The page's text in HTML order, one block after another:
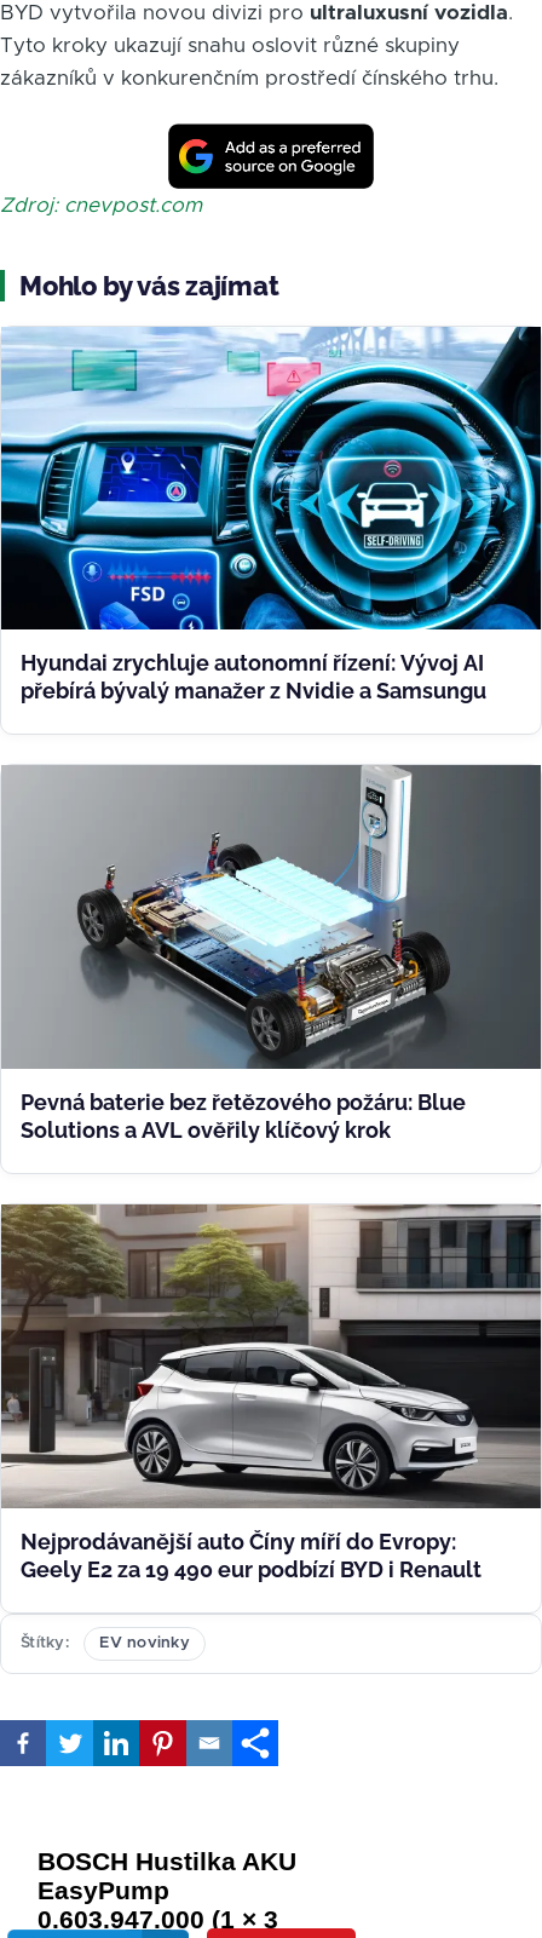
BYD vytvořila novou divizi pro ultraluxusní vozidla.
Tyto kroky ukazují snahu oslovit různé skupiny
zákazníků v konkurenčním prostředí čínského trhu.
Zdroj: cnevpost.com
Mohlo by vás zajímat
Hyundai zrychluje autonomní řízení: Vývoj AI
přebírá bývalý manažer z Nvidie a Samsungu
Pevná baterie bez řetězového požáru: Blue
Solutions a AVL ověřily klíčový krok
Nejprodávanější auto Číny míří do Evropy:
Geely E2 za 19 490 eur podbízí BYD i Renault
Štítky EV novinky